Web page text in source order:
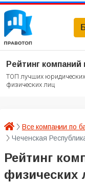
Рейтинг
ТОП лучших
физических лиц
Все компании по
Чеченская
Рейтинг
физических